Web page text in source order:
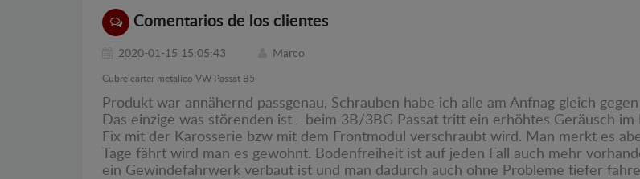
Comentarios de los clientes
2020-01-15 15:05:43 Marco
Cubre carter metalico VW Passat B5
Produkt war annähernd passgenau, Schrauben habe ich alle am Anfnag gleich
Das einzige was störenden ist - beim 3B/3BG Passat tritt ein erhöhtes Geräusch
Fix mit der Karosserie bzw mit dem Frontmodul verschraubt wird. Man merkt es
Tage fährt wird man es gewohnt. Bodenfreiheit ist auf jeden Fall auch mehr
ein Gewindefahrwerk verbaut ist und man dadurch auch ohne Probleme tiefer